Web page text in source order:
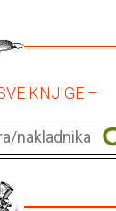
KNJIGE –